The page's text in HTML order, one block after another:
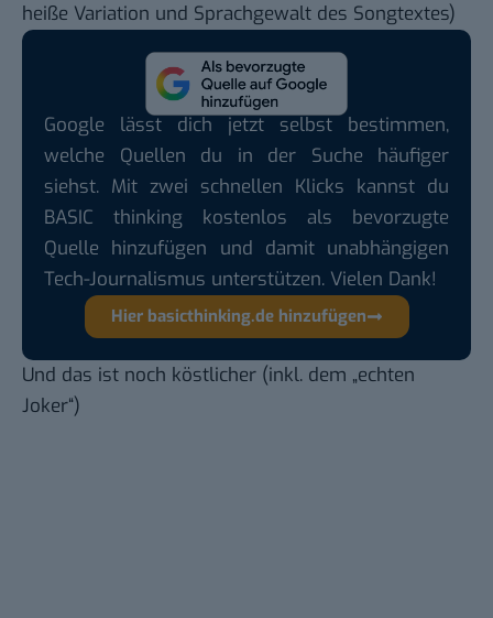
heiße Variation und Sprachgewalt des Songtextes)
Google lässt dich jetzt selbst bestimmen,
welche Quellen du in der Suche häufiger
siehst. Mit zwei schnellen Klicks kannst du
BASIC thinking kostenlos als bevorzugte
Quelle hinzufügen und damit unabhängigen
Tech-Journalismus unterstützen. Vielen Dank!
Hier basicthinking.de hinzufügen
Und das ist noch köstlicher (inkl. dem „echten
Joker“)